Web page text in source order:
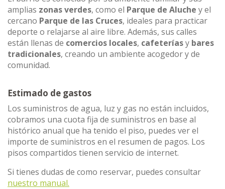
amplias zonas verdes, como el Parque de Aluche y el
cercano Parque de las Cruces, ideales para practicar
deporte o relajarse al aire libre. Además, sus calles
están llenas de comercios locales, cafeteríasy bares
tradicionales, creando un ambiente acogedor y de
comunidad.
Estimado de gastos
Los suministros de agua, luz y gas no están incluidos,
cobramos una cuota fija de suministros en base al
histórico anual que ha tenido el piso, puedes ver el
importe de suministros en el resumen de pagos. Los
pisos compartidos tienen servicio de internet.
Si tienes dudas de como reservar, puedes consultar
nuestro manual.